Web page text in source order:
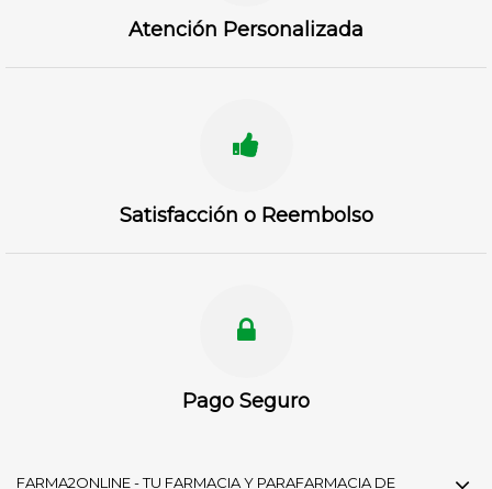
Atención Personalizada
Satisfacción o Reembolso
Pago Seguro
FARMA2ONLINE - TU FARMACIA Y PARAFARMACIA DE